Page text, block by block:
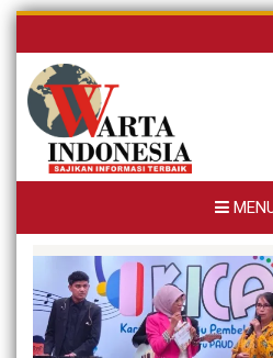
Skip
content